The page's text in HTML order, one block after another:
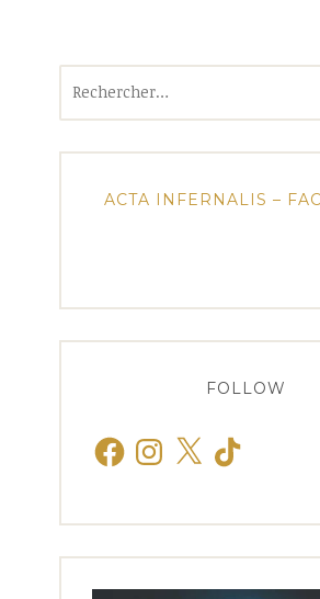
ACTA INFERNALIS –
FOLLOW
FacebookInstagram
X TikTok